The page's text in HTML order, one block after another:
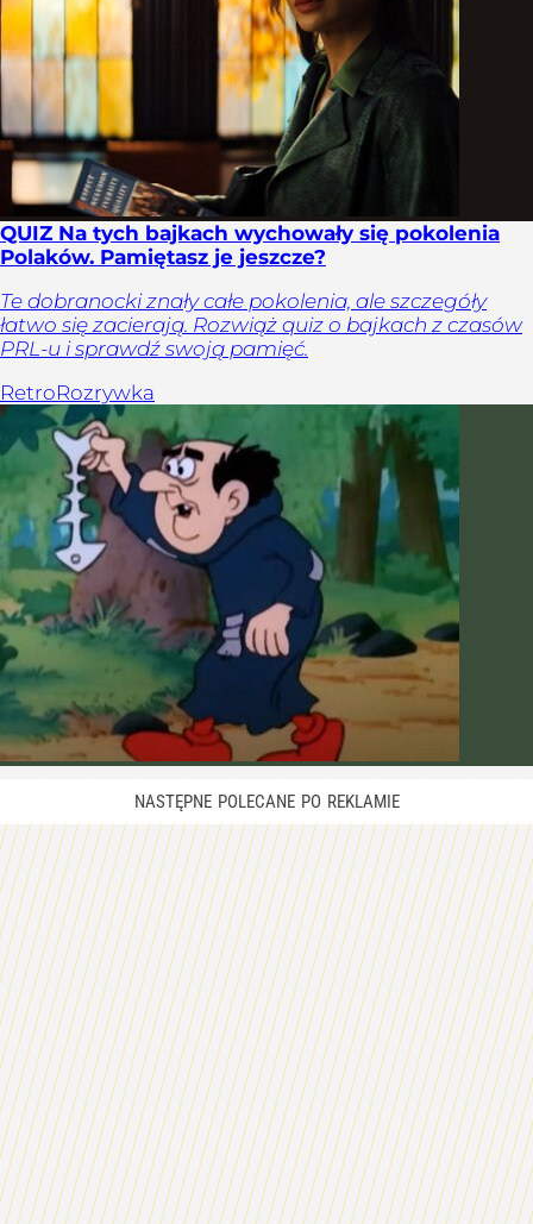
QUIZ Na tych bajkach wychowały się pokolenia
Polaków. Pamiętasz je jeszcze?
Te dobranocki znały całe pokolenia, ale szczegóły
łatwo się zacierają. Rozwiąż quiz o bajkach z czasów
PRL-u i sprawdź swoją pamięć.
RetroRozrywka